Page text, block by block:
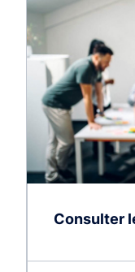
Consulter